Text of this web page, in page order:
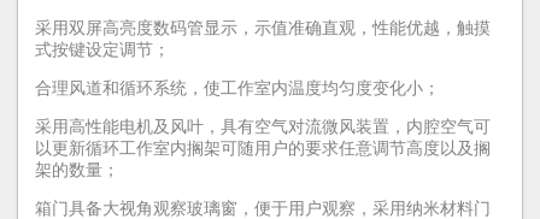
采用双屏高亮度数码管显示，示值准确直观，性能优越，触摸
式按键设定调节；
合理风道和循环系统，使工作室内温度均匀度变化小；
采用高性能电机及风叶，具有空气对流微风装置，内腔空气可
以更新循环工作室内搁架可随用户的要求任意调节高度以及搁
架的数量；
箱门具备大视角观察玻璃窗，便于用户观察，采用纳米材料门